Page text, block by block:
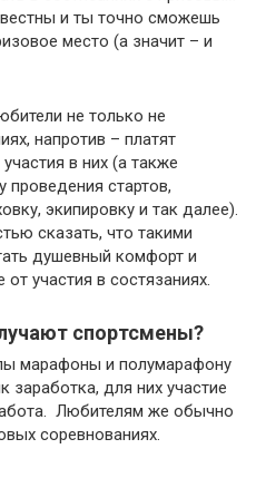
и ты точно сможешь
место (а значит – и
не только не
напротив – платят
в них (а также
проведения стартов,
экипировку и так далее).
сказать, что такими
душевный комфорт и
участия в состязаниях.
спортсмены?
марафоны и полумарафону
заработка, для них участие
Любителям же обычно
соревнованиях.